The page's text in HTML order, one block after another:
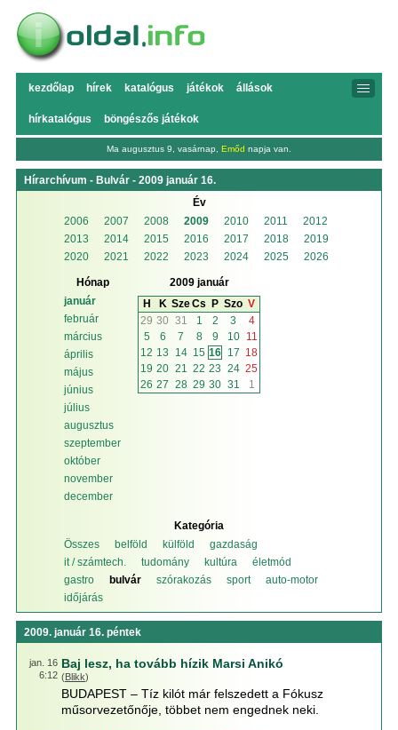
kezdőlap hírek katalógus játékok állások
hírkatalógus böngészős játékok
Ma augusztus 9, vasárnap, Emőd napja van.
Hírarchívum - Bulvár - 2009 január 16.
Év
2006
2007 2008 2009 2010 2011
2012
2013
2014 2015 2016 2017 2018
2019
2020
2021 2022 2023 2024 2025 2026
Hónap
január
február
március
április
május
június
július
augusztus
szeptember
október
november
december
2009 január
H
K SzeCs P Szo V
29 30 31 1 2 3
4
5
6 7 8 9 10
11
12 13 14 15 16 17 18
19 20 21 22 23 24 25
26 27 28 29 30 31 1
Kategória
Összes
belföld külföld
gazdaság
it / számtech.
tudomány kultúra
életmód
gastro
bulvár szórakozás sport
auto-motor
időjárás
2009. január 16. péntek
jan. 16
6:12
Baj lesz, ha tovább hízik Marsi Anikó
(Blikk)
BUDAPEST – Tíz kilót már felszedett a Fókusz
műsorvezetőnője, többet nem engednek neki.